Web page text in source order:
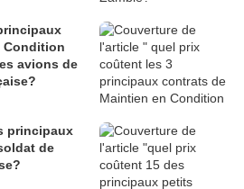
Condition
avions de
principaux
de